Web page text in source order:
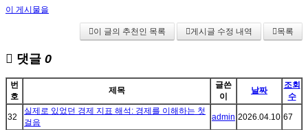
이 게시물을
이 글의 추천인 목록 게시글 수정 내역 목록
댓글 0
번
호
제목
글쓴
이
날짜
조회
수
32
실제로 있었던 경제 지표 해석: 경제를 이해하는 첫
걸음
admin 2026.04.10 67